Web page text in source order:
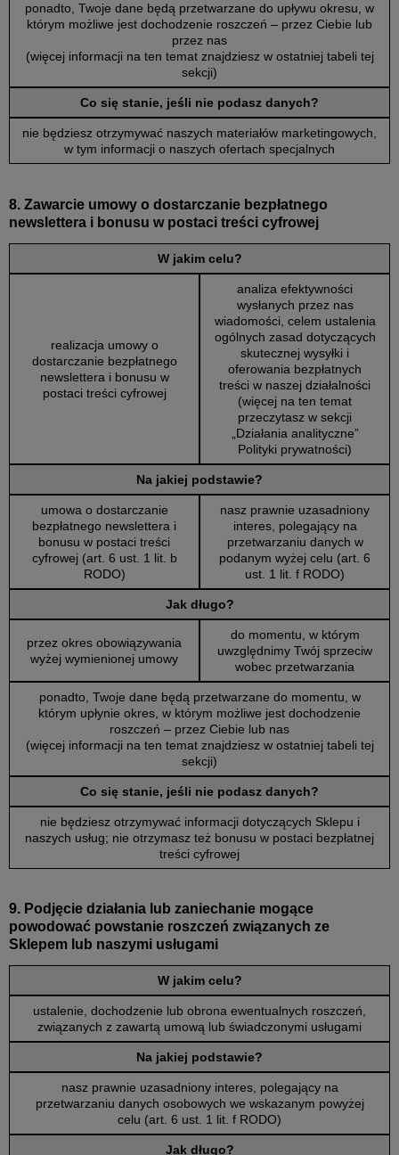
ponadto, Twoje dane będą przetwarzane do upływu okresu, w
którym możliwe jest dochodzenie roszczeń – przez Ciebie lub
przez nas
(więcej informacji na ten temat znajdziesz w ostatniej tabeli tej
sekcji)
Co się stanie, jeśli nie podasz danych?
nie będziesz otrzymywać naszych materiałów marketingowych,
w tym informacji o naszych ofertach specjalnych
8. Zawarcie umowy o dostarczanie bezpłatnego
newslettera i bonusu w postaci treści cyfrowej
W jakim celu?
realizacja umowy o
dostarczanie bezpłatnego
newslettera i bonusu w
postaci treści cyfrowej
analiza efektywności
wysłanych przez nas
wiadomości, celem ustalenia
ogólnych zasad dotyczących
skutecznej wysyłki i
oferowania bezpłatnych
treści w naszej działalności
(więcej na ten temat
przeczytasz w sekcji
„Działania analityczne”
Polityki prywatności)
Na jakiej podstawie?
umowa o dostarczanie
bezpłatnego newslettera i
bonusu w postaci treści
cyfrowej (art. 6 ust. 1 lit. b
RODO)
nasz prawnie uzasadniony
interes, polegający na
przetwarzaniu danych w
podanym wyżej celu (art. 6
ust. 1 lit. f RODO)
Jak długo?
przez okres obowiązywania
wyżej wymienionej umowy
do momentu, w którym
uwzględnimy Twój sprzeciw
wobec przetwarzania
ponadto, Twoje dane będą przetwarzane do momentu, w
którym upłynie okres, w którym możliwe jest dochodzenie
roszczeń – przez Ciebie lub nas
(więcej informacji na ten temat znajdziesz w ostatniej tabeli tej
sekcji)
Co się stanie, jeśli nie podasz danych?
nie będziesz otrzymywać informacji dotyczących Sklepu i
naszych usług; nie otrzymasz też bonusu w postaci bezpłatnej
treści cyfrowej
9. Podjęcie działania lub zaniechanie mogące
powodować powstanie roszczeń związanych ze
Sklepem lub naszymi usługami
W jakim celu?
ustalenie, dochodzenie lub obrona ewentualnych roszczeń,
związanych z zawartą umową lub świadczonymi usługami
Na jakiej podstawie?
nasz prawnie uzasadniony interes, polegający na
przetwarzaniu danych osobowych we wskazanym powyżej
celu (art. 6 ust. 1 lit. f RODO)
Jak długo?